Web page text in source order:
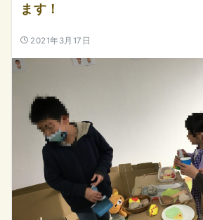
ます！
2021年3月17日